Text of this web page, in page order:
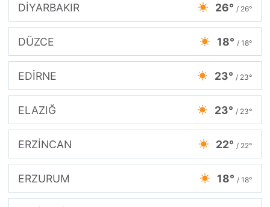
DİYARBAKIR 26° / 26°
DÜZCE 18° / 18°
EDİRNE 23° / 23°
ELAZIĞ 23° / 23°
ERZİNCAN 22° / 22°
ERZURUM 18° / 18°